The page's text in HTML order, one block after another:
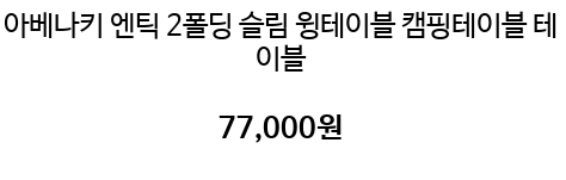
아베나키 엔틱 2폴딩 슬림 윙테이블 캠핑테이블 테
이블
77,000원